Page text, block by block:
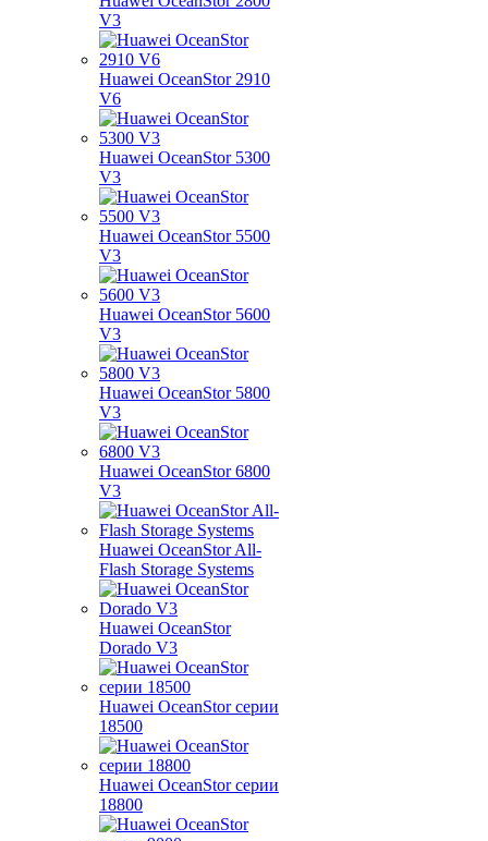
V3
Huawei OceanStor 2910
V6
Huawei OceanStor 5300
V3
Huawei OceanStor 5500
V3
Huawei OceanStor 5600
V3
Huawei OceanStor 5800
V3
Huawei OceanStor 6800
V3
Huawei OceanStor All-
Flash Storage Systems
Huawei OceanStor
Dorado V3
Huawei OceanStor серии
18500
Huawei OceanStor серии
18800